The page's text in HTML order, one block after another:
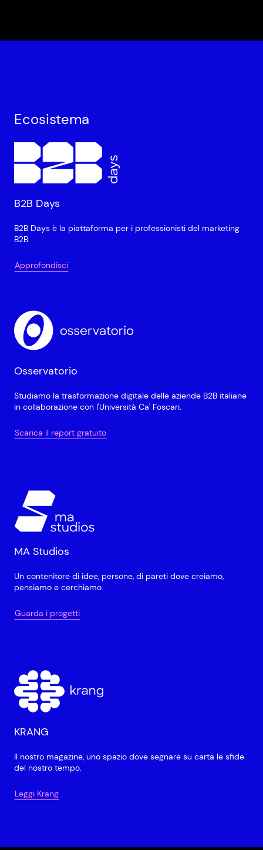
Ecosistema
B2B Days
B2B Days è la piattaforma per i professionisti del marketing
B2B.
Approfondisci
Osservatorio
Studiamo la trasformazione digitale delle aziende B2B italiane
in collaborazione con l'Università Ca' Foscari.
Scarica il report gratuito
MA Studios
Un contenitore di idee, persone, di pareti dove creiamo,
pensiamo e cerchiamo.
Guarda i progetti
KRANG
Il nostro magazine, uno spazio dove segnare su carta le sfide
del nostro tempo.
Leggi Krang